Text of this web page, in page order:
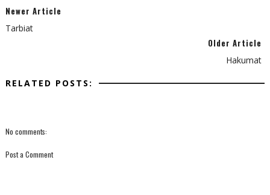
Newer Article
Tarbiat
Older Article
Hakumat
RELATED POSTS:
No comments:
Post a Comment